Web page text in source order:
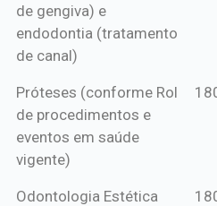
de gengiva) e
endodontia (tratamento
de canal)
Próteses (conforme Rol
de procedimentos e
eventos em saúde
vigente)
Odontologia Estética